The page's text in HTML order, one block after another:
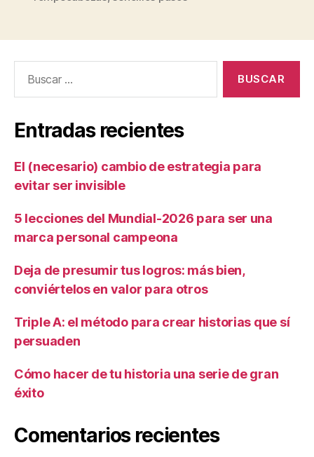
Entradas recientes
El (necesario) cambio de estrategia para
evitar ser invisible
5 lecciones del Mundial-2026 para ser una
marca personal campeona
Deja de presumir tus logros: más bien,
conviértelos en valor para otros
Triple A: el método para crear historias que sí
persuaden
Cómo hacer de tu historia una serie de gran
éxito
Comentarios recientes